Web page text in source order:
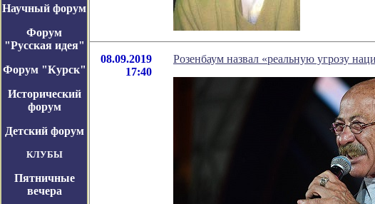
Научный форум
Форум
"Русская идея"
Форум "Курск"
Исторический
форум
Детский форум
КЛУБЫ
Пятничные
вечера
08.09.2019
17:40
Розенбаум назвал «реальную угрозу